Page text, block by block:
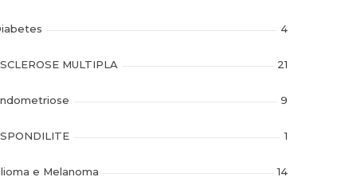
4
MULTIPLA 21
9
1
e Melanoma 14